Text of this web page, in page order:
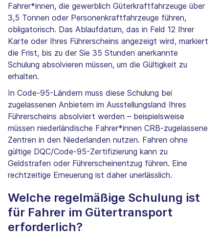
Fahrer*innen, die gewerblich Güterkraftfahrzeuge über
3,5 Tonnen oder Personenkraftfahrzeuge führen,
obligatorisch. Das Ablaufdatum, das in Feld 12 Ihrer
Karte oder Ihres Führerscheins angezeigt wird, markiert
die Frist, bis zu der Sie 35 Stunden anerkannte
Schulung absolvieren müssen, um die Gültigkeit zu
erhalten.
In Code-95-Ländern muss diese Schulung bei
zugelassenen Anbietern im Ausstellungsland Ihres
Führerscheins absolviert werden – beispielsweise
müssen niederländische Fahrer*innen CRB-zugelassene
Zentren in den Niederlanden nutzen. Fahren ohne
gültige DQC/Code-95-Zertifizierung kann zu
Geldstrafen oder Führerscheinentzug führen. Eine
rechtzeitige Erneuerung ist daher unerlässlich.
Welche regelmäßige Schulung ist
für Fahrer im Gütertransport
erforderlich?